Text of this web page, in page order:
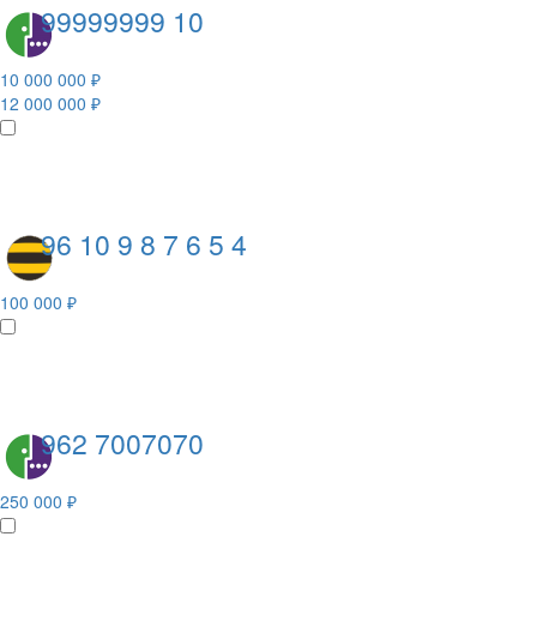
99999999 10
10 000 000 ₽
12 000 000 ₽
96 10 9 8 7 6 5 4
100 000 ₽
962 7007070
250 000 ₽